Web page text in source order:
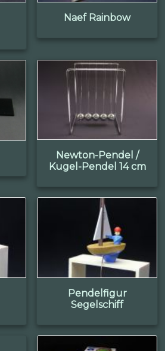
Naef Rainbow
Newton-Pendel /
Kugel-Pendel 14 cm
Pendelfigur
Segelschiff